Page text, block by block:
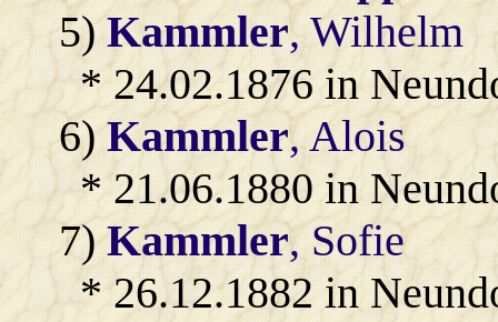
5)Kammler, Wilhelm
* 24.02.1876 in
6)Kammler, Alois
* 21.06.1880 in
7)Kammler, Sofie
* 26.12.1882 in